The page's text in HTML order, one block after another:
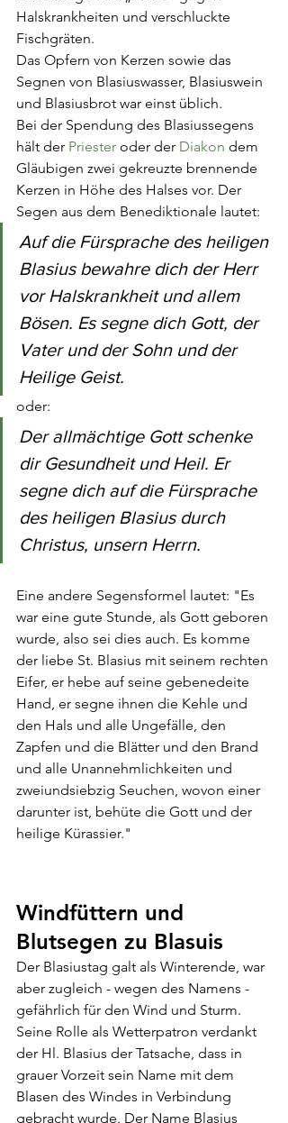
Halskrankheiten und verschluckte
Fischgräten.
Das Opfern von Kerzen sowie das
Segnen von Blasiuswasser, Blasiuswein
und Blasiusbrot war einst üblich.
Bei der Spendung des Blasiussegens
hält der Priester oder der Diakon dem
Gläubigen zwei gekreuzte brennende
Kerzen in Höhe des Halses vor. Der
Segen aus dem Benediktionale lautet:
Auf die Fürsprache des heiligen
Blasius bewahre dich der Herr
vor Halskrankheit und allem
Bösen. Es segne dich Gott, der
Vater und der Sohn und der
Heilige Geist.
oder:
Der allmächtige Gott schenke
dir Gesundheit und Heil. Er
segne dich auf die Fürsprache
des heiligen Blasius durch
Christus, unsern Herrn.
Eine andere Segensformel lautet: "Es
war eine gute Stunde, als Gott geboren
wurde, also sei dies auch. Es komme
der liebe St. Blasius mit seinem rechten
Eifer, er hebe auf seine gebenedeite
Hand, er segne ihnen die Kehle und
den Hals und alle Ungefälle, den
Zapfen und die Blätter und den Brand
und alle Unannehmlichkeiten und
zweiundsiebzig Seuchen, wovon einer
darunter ist, behüte die Gott und der
heilige Kürassier."
Windfüttern und
Blutsegen zu Blasuis
Der Blasiustag galt als Winterende, war
aber zugleich - wegen des Namens -
gefährlich für den Wind und Sturm.
Seine Rolle als Wetterpatron verdankt
der Hl. Blasius der Tatsache, dass in
grauer Vorzeit sein Name mit dem
Blasen des Windes in Verbindung
gebracht wurde. Der Name Blasius